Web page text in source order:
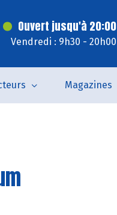
Ouvert jusqu'à 20:00
Vendredi : 9h30 - 20h00
Magazines